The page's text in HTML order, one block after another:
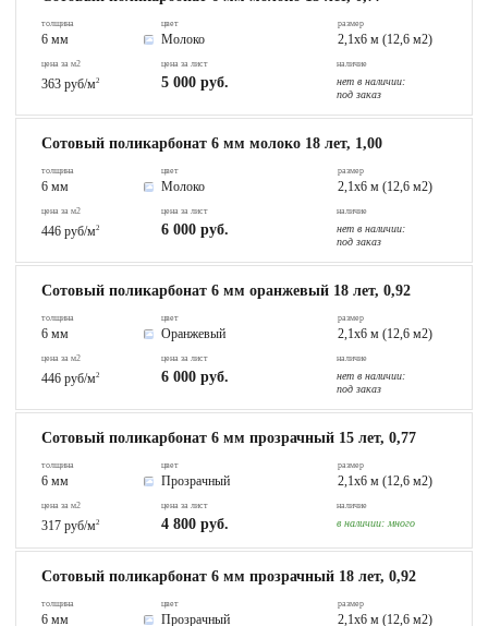
толщина
6 мм
цвет
Молоко
размер
2,1х6 м (12,6 м2)
цена за м2
363 руб/м2
цена за лист
5 000 руб.
наличие
нет в наличии:
под заказ
Сотовый поликарбонат 6 мм молоко 18 лет, 1,00
толщина
6 мм
цвет
Молоко
размер
2,1х6 м (12,6 м2)
цена за м2
446 руб/м2
цена за лист
6 000 руб.
наличие
нет в наличии:
под заказ
Сотовый поликарбонат 6 мм оранжевый 18 лет, 0,92
толщина
6 мм
цвет
Оранжевый
размер
2,1х6 м (12,6 м2)
цена за м2
446 руб/м2
цена за лист
6 000 руб.
наличие
нет в наличии:
под заказ
Сотовый поликарбонат 6 мм прозрачный 15 лет, 0,77
толщина
6 мм
цвет
Прозрачный
размер
2,1х6 м (12,6 м2)
цена за м2
317 руб/м2
цена за лист
4 800 руб.
наличие
в наличии: много
Сотовый поликарбонат 6 мм прозрачный 18 лет, 0,92
толщина
6 мм
цвет
Прозрачный
размер
2,1х6 м (12,6 м2)